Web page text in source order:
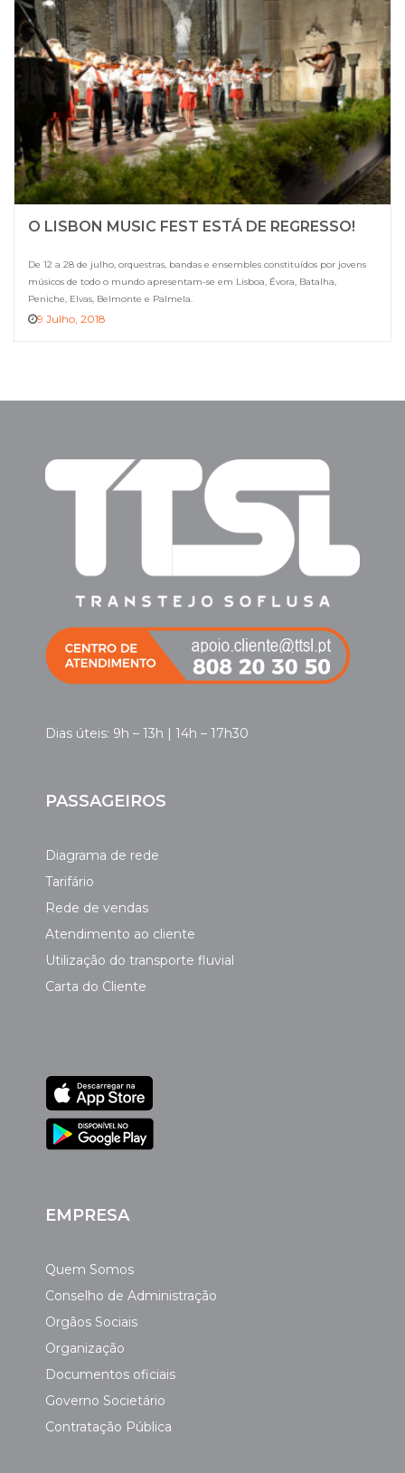
O LISBON MUSIC FEST ESTÁ DE REGRESSO!
De 12 a 28 de julho, orquestras, bandas e ensembles constituídos por jovens
músicos de todo o mundo apresentam-se em Lisboa, Évora, Batalha,
Peniche, Elvas, Belmonte e Palmela.
9 Julho, 2018
Dias úteis: 9h – 13h | 14h – 17h30
PASSAGEIROS
Diagrama de rede
Tarifário
Rede de vendas
Atendimento ao cliente
Utilização do transporte fluvial
Carta do Cliente
EMPRESA
Quem Somos
Conselho de Administração
Orgãos Sociais
Organização
Documentos oficiais
Governo Societário
Contratação Pública